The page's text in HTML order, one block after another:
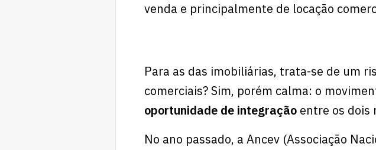
venda e principalmente de locação
Para as das imobiliárias, trata-se de um
comerciais? Sim, porém calma: o
oportunidade de integração entre os dois
No ano passado, a Ancev (Associação